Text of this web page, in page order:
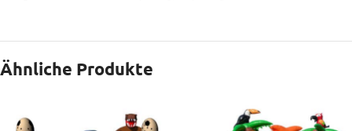
Ähnliche Produkte